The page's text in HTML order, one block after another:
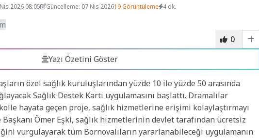
2026 08:05 Güncelleme: 07 Nis 202619 Görüntüleme 4 dk.
0
Yazı Özetini Göster
özel sağlık kuruluşlarından yüzde 10 ile yüzde 50 arasında
Sağlık Destek Kartı uygulamasını başlattı. Dramalılar
hayata geçen proje, sağlık hizmetlerine erişimi kolaylaştırmayı
Başkanı Ömer Eşki, sağlık hizmetlerinin devlet tarafından ücretsiz
vurgulayarak tüm Bornovalıların yararlanabileceği uygulamanın